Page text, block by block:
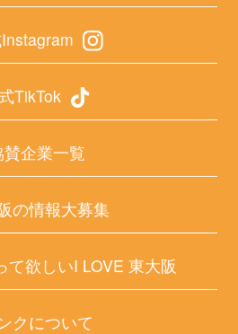
TikTok
賛企業一覧
の情報大募集
て欲しいI LOVE 東大阪
クについて